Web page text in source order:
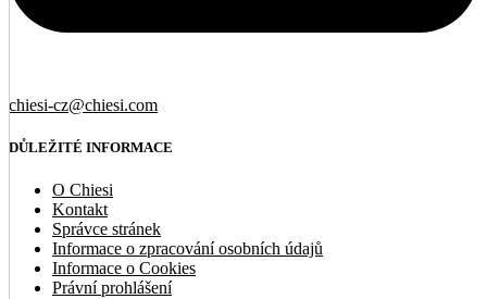
chiesi-cz@chiesi.com
DŮLEŽITÉ INFORMACE
O Chiesi
Kontakt
Správce stránek
Informace o zpracování osobních údajů
Informace o Cookies
Právní prohlášení